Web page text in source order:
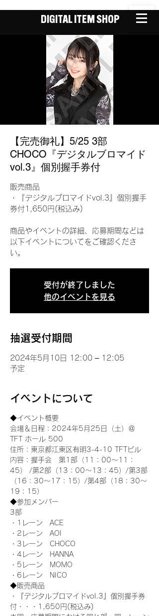
DIGITAL ITEM SHOP
【完売御礼】5/25 3部
CHOCO『デジタルブロマイド
vol.3』個別握手券付
販売商品
・『デジタルブロマイドvol.3』個別握手
券付1,650円(税込み)
商品やイベントの詳細、応募期間などは
以下イベントについてをご確認くださ
い。
受付が終了しました
他のイベントを見る
抽選受付期間
2024年5月10日 12:00 – 12:05
予定
イベントについて
◆イベント概要
会場＆日程：2024年5月25日（土）＠
TFT ホール 500
住所：東京都江東区有明3-4-10 TFTビル
内容：握手会　第1部（11：00～11：
45） /第2部（13：00～13：45）/第3部
（16：30～17：15）/第4部（18：30～
19：15）
◆参加メンバー
3部
・1レーン　ACE
・2レーン　AOI
・3レーン　CHOCO
・4レーン　HANNA
・5レーン　MOMO
・6レーン　NICO
◆販売商品
・『デジタルブロマイドvol.3』個別握手券
付・・・1,650円(税込み)